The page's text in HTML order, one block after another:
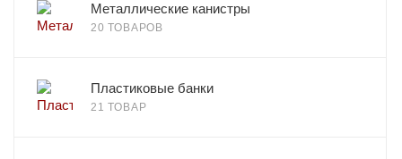
Металлические канистры
20 ТОВАРОВ
Пластиковые банки
21 ТОВАР